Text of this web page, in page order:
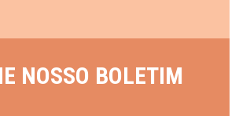
NOSSO BOLETIM